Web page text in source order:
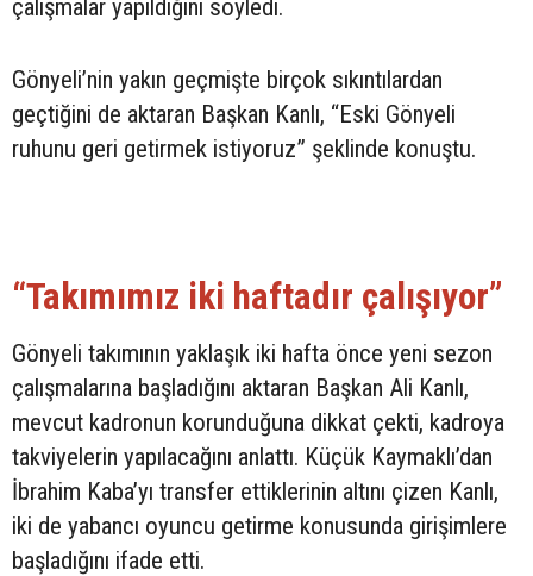
çalışmalar yapıldığını söyledi.
Gönyeli’nin yakın geçmişte birçok sıkıntılardan
geçtiğini de aktaran Başkan Kanlı, “Eski Gönyeli
ruhunu geri getirmek istiyoruz” şeklinde konuştu.
“Takımımız iki haftadır çalışıyor”
Gönyeli takımının yaklaşık iki hafta önce yeni sezon
çalışmalarına başladığını aktaran Başkan Ali Kanlı,
mevcut kadronun korunduğuna dikkat çekti, kadroya
takviyelerin yapılacağını anlattı. Küçük Kaymaklı’dan
İbrahim Kaba’yı transfer ettiklerinin altını çizen Kanlı,
iki de yabancı oyuncu getirme konusunda girişimlere
başladığını ifade etti.